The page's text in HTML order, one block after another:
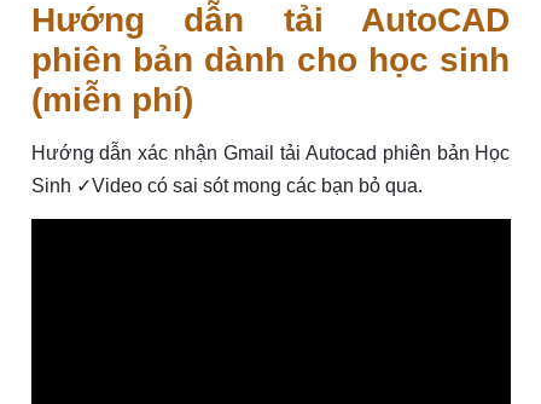
Hướng dẫn tải AutoCAD
phiên bản dành cho học sinh
(miễn phí)
Hướng dẫn xác nhận Gmail tải Autocad phiên bản Học
Sinh ✓Video có sai sót mong các bạn bỏ qua.